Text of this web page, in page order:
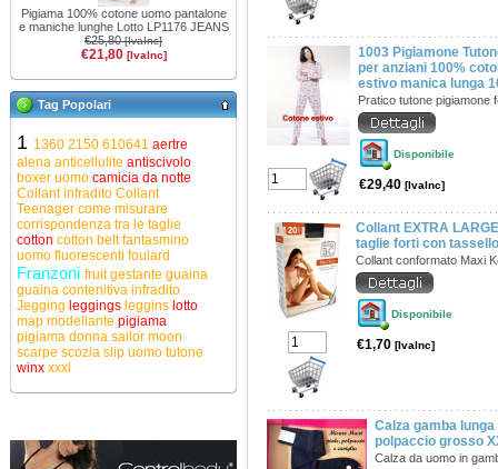
Pigiama 100% cotone uomo pantalone
e maniche lunghe Lotto LP1176 JEANS
€25,80[IvaInc]
€21,80 [IvaInc]
Tag Popolari
1 1360 2150 610641 aertre
alena anticellulite antiscivolo
boxer uomo camicia da notte
Collant infradito Collant
Teenager come misurare
corrispondenza tra le taglie
cotton cotton beltfantasmino
uomo fluorescenti foulard
Franzoni fruitgestante guaina
guaina contenitiva infradito
Jegging leggings leggins lotto
map modellante pigiama
pigiama donna sailor moon
scarpe scozia slip uomo tutone
winx xxxl
1003 Pigiamone
per anziani 100%
estivo manica lunga
Pratico tutone pigiamone
Disponibile
€29,40 [IvaInc]
Collant EXTRA
taglie forti con
Collant conformato Maxi
Disponibile
€1,70 [IvaInc]
Calza gamba
polpaccio grosso
Calza da uomo in